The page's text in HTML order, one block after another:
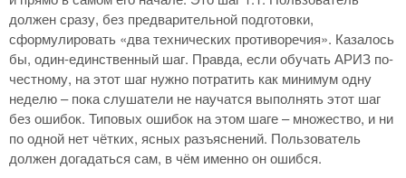
должен сразу, без предварительной подготовки,
сформулировать «два технических противоречия». Казалось
бы, один-единственный шаг. Правда, если обучать АРИЗ по-
честному, на этот шаг нужно потратить как минимум одну
неделю – пока слушатели не научатся выполнять этот шаг
без ошибок. Типовых ошибок на этом шаге – множество, и ни
по одной нет чётких, ясных разъяснений. Пользователь
должен догадаться сам, в чём именно он ошибся.